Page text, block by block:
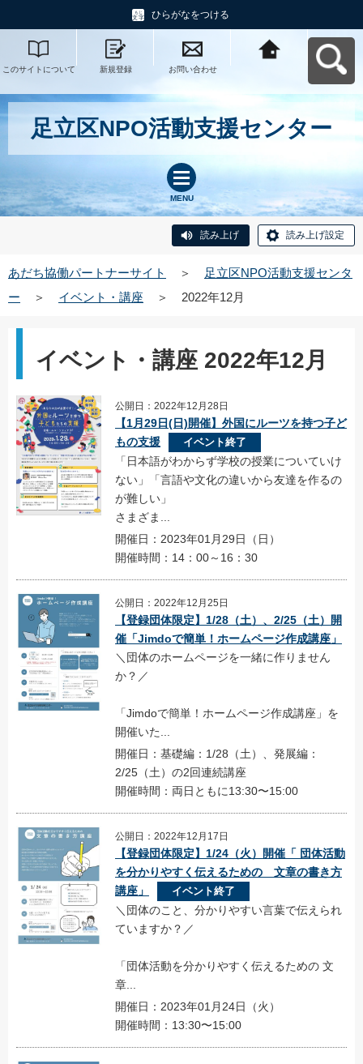
ひらがなをつける
このサイトについて 新規登録 お問い合わせ
足立区NPO活動支援センター
MENU
読み上げ 読み上げ設定
あだち協働パートナーサイト ＞
足立区NPO活動支援センタ
ー
＞ イベント・講座 ＞ 2022年12月
イベント・講座 2022年12月
公開日：2022年12月28日
【1月29日(日)開催】外国にルーツを持つ子ど
もの支援
イベント終了
「日本語がわからず学校の授業についていけ
ない」「言語や文化の違いから友達を作るの
が難しい」
さまざま...
開催日：2023年01月29日（日）
開催時間：14：00～16：30
公開日：2022年12月25日
【登録団体限定】1/28（土）、2/25（土）開
催「Jimdoで簡単！ホームページ作成講座」
＼団体のホームページを一緒に作りません
か？／
「Jimdoで簡単！ホームページ作成講座」を
開催いた...
開催日：基礎編：1/28（土）、発展編：
2/25（土）の2回連続講座
開催時間：両日ともに13:30〜15:00
公開日：2022年12月17日
【登録団体限定】1/24（火）開催「 団体活動
を分かりやすく伝えるための 文章の書き方
講座」
イベント終了
＼団体のこと、分かりやすい言葉で伝えられ
ていますか？／
「団体活動を分かりやすく伝えるための 文
章...
開催日：2023年01月24日（火）
開催時間：13:30〜15:00